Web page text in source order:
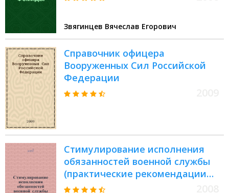
Звягинцев Вячеслав Егорович
Справочник офицера
Вооруженных Сил Российской
Федерации
Стимулирование исполнения
обязанностей военной службы
(практические рекомендации
для командиров и начальников)